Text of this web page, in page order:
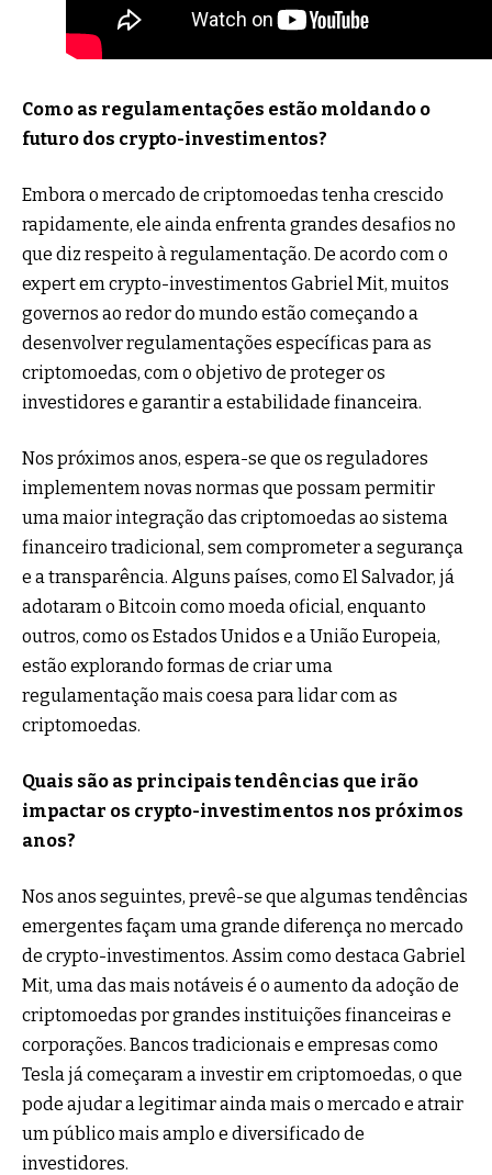
Como as regulamentações estão moldando o
futuro dos crypto-investimentos?
Embora o mercado de criptomoedas tenha crescido
rapidamente, ele ainda enfrenta grandes desafios no
que diz respeito à regulamentação. De acordo com o
expert em crypto-investimentos Gabriel Mit, muitos
governos ao redor do mundo estão começando a
desenvolver regulamentações específicas para as
criptomoedas, com o objetivo de proteger os
investidores e garantir a estabilidade financeira.
Nos próximos anos, espera-se que os reguladores
implementem novas normas que possam permitir
uma maior integração das criptomoedas ao sistema
financeiro tradicional, sem comprometer a segurança
e a transparência. Alguns países, como El Salvador, já
adotaram o Bitcoin como moeda oficial, enquanto
outros, como os Estados Unidos e a União Europeia,
estão explorando formas de criar uma
regulamentação mais coesa para lidar com as
criptomoedas.
Quais são as principais tendências que irão
impactar os crypto-investimentos nos próximos
anos?
Nos anos seguintes, prevê-se que algumas tendências
emergentes façam uma grande diferença no mercado
de crypto-investimentos. Assim como destaca Gabriel
Mit, uma das mais notáveis é o aumento da adoção de
criptomoedas por grandes instituições financeiras e
corporações. Bancos tradicionais e empresas como
Tesla já começaram a investir em criptomoedas, o que
pode ajudar a legitimar ainda mais o mercado e atrair
um público mais amplo e diversificado de
investidores.